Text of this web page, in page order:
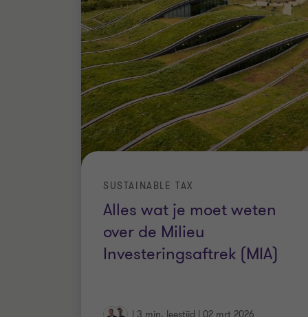
Alles wat je moet weten
over de Milieu
Investeringsaftrek (MIA)
SUSTAINABLE TAX